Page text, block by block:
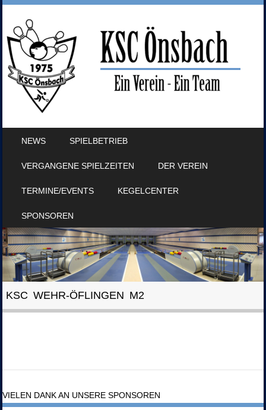
NEWS SPIELBETRIEB
VERGANGENE SPIELZEITEN DER VEREIN
TERMINE/EVENTS KEGELCENTER
SPONSOREN
KSC WEHR-ÖFLINGEN M2
VIELEN DANK AN UNSERE SPONSOREN